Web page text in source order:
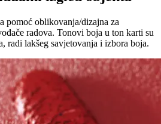
pomoć oblikovanja/dizajna za
radova. Tonovi boja u ton karti su
radi lakšeg savjetovanja i izbora boja.